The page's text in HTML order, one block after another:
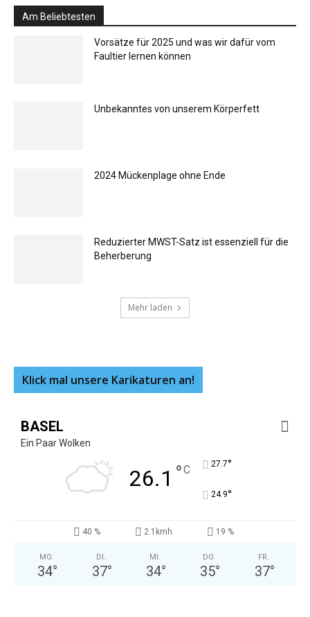
Am Beliebtesten
Vorsätze für 2025 und was wir dafür vom
Faultier lernen können
Unbekanntes von unserem Körperfett
2024 Mückenplage ohne Ende
Reduzierter MWST-Satz ist essenziell für die
Beherberung
Mehr laden
Klick mal unsere Karikaturen an!
BASEL
Ein Paar Wolken
26.1 °C 27.7°
24.9°
40 % 2.1kmh 19 %
MO.
34°
DI.
37°
MI.
34°
DO.
35°
FR.
37°